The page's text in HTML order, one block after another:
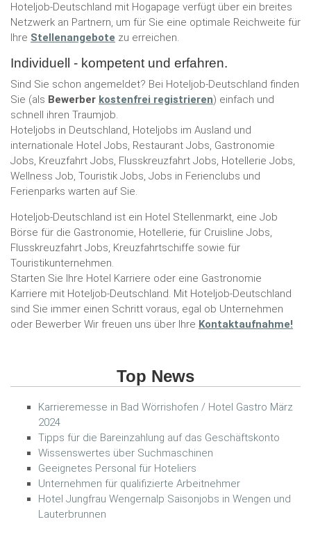
Hoteljob-Deutschland mit Hogapage verfügt über ein breites
Netzwerk an Partnern, um für Sie eine optimale Reichweite für
Ihre Stellenangebote zu erreichen.
Individuell - kompetent und erfahren.
Sind Sie schon angemeldet? Bei Hoteljob-Deutschland finden
Sie (als Bewerber kostenfrei registrieren) einfach und
schnell ihren Traumjob.
Hoteljobs in Deutschland, Hoteljobs im Ausland und
internationale Hotel Jobs, Restaurant Jobs, Gastronomie
Jobs, Kreuzfahrt Jobs, Flusskreuzfahrt Jobs, Hotellerie Jobs,
Wellness Job, Touristik Jobs, Jobs in Ferienclubs und
Ferienparks warten auf Sie.
Hoteljob-Deutschland ist ein Hotel Stellenmarkt, eine Job
Börse für die Gastronomie, Hotellerie, für Cruisline Jobs,
Flusskreuzfahrt Jobs, Kreuzfahrtschiffe sowie für
Touristikunternehmen.
Starten Sie Ihre Hotel Karriere oder eine Gastronomie
Karriere mit Hoteljob-Deutschland. Mit Hoteljob-Deutschland
sind Sie immer einen Schritt voraus, egal ob Unternehmen
oder Bewerber Wir freuen uns über Ihre Kontaktaufnahme!
Top News
Karrieremesse in Bad Wörrishofen / Hotel Gastro März
2024
Tipps für die Bareinzahlung auf das Geschäftskonto
Wissenswertes über Suchmaschinen
Geeignetes Personal für Hoteliers
Unternehmen für qualifizierte Arbeitnehmer
Hotel Jungfrau Wengernalp Saisonjobs in Wengen und
Lauterbrunnen